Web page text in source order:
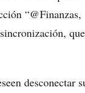
“@Finanzas,
que
desconectar